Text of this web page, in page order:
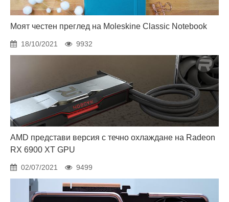
Моят честен преглед на Moleskine Classic Notebook
18/10/2021 9932
AMD представи версия с течно охлаждане на Radeon
RX 6900 XT GPU
02/07/2021 9499